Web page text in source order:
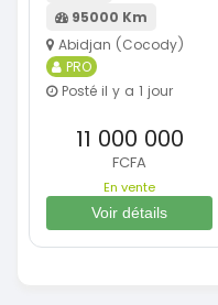
95000 Km
Abidjan (Cocody)
PRO
Posté il y a 1 jour
11 000 000
FCFA
En vente
Voir détails